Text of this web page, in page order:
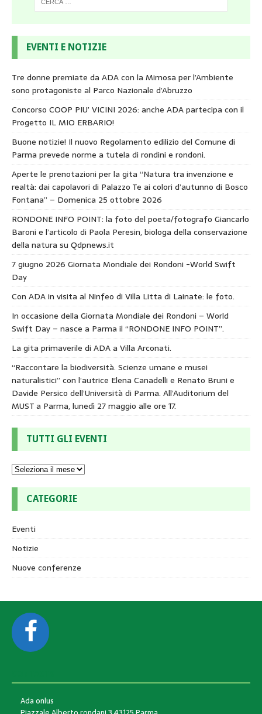
EVENTI E NOTIZIE
Tre donne premiate da ADA con la Mimosa per l’Ambiente
sono protagoniste al Parco Nazionale d’Abruzzo
Concorso COOP PIU’ VICINI 2026: anche ADA partecipa con il
Progetto IL MIO ERBARIO!
Buone notizie! Il nuovo Regolamento edilizio del Comune di
Parma prevede norme a tutela di rondini e rondoni.
Aperte le prenotazioni per la gita “Natura tra invenzione e
realtà: dai capolavori di Palazzo Te ai colori d’autunno di Bosco
Fontana” – Domenica 25 ottobre 2026
RONDONE INFO POINT: la foto del poeta/fotografo Giancarlo
Baroni e l’articolo di Paola Peresin, biologa della conservazione
della natura su Qdpnews.it
7 giugno 2026 Giornata Mondiale dei Rondoni -World Swift
Day
Con ADA in visita al Ninfeo di Villa Litta di Lainate: le foto.
In occasione della Giornata Mondiale dei Rondoni – World
Swift Day – nasce a Parma il “RONDONE INFO POINT”.
La gita primaverile di ADA a Villa Arconati.
“Raccontare la biodiversità. Scienze umane e musei
naturalistici” con l’autrice Elena Canadelli e Renato Bruni e
Davide Persico dell’Università di Parma. All’Auditorium del
MUST a Parma, lunedì 27 maggio alle ore 17.
TUTTI GLI EVENTI
CATEGORIE
Eventi
Notizie
Nuove conferenze
Ada onlus